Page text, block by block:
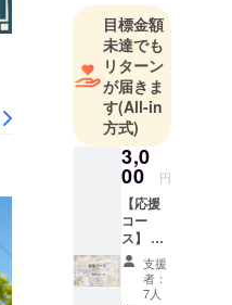
ビールが作
れることを
知り、無農
薬のびわ農
家である実
家の休耕地
を活用しよ
うと、2013
年7月に東京
から熊本へ
拠点を移
す。
目標金額
未達でも
リターン
が届きま
す(All-in
方式)
3,0
00 円
【応援
コー
ス】 感
謝の気
持ちを
込め
支援
者：
7人